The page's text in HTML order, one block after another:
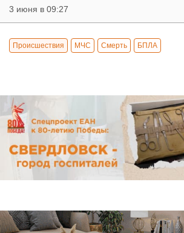
3 июня в 09:27
Происшествия МЧС Смерть БПЛА